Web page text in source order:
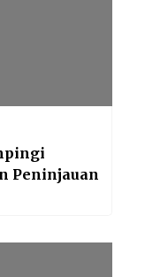
Peninjauan